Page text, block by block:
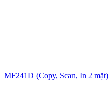
MF241D (Copy, Scan, In 2 mặt)